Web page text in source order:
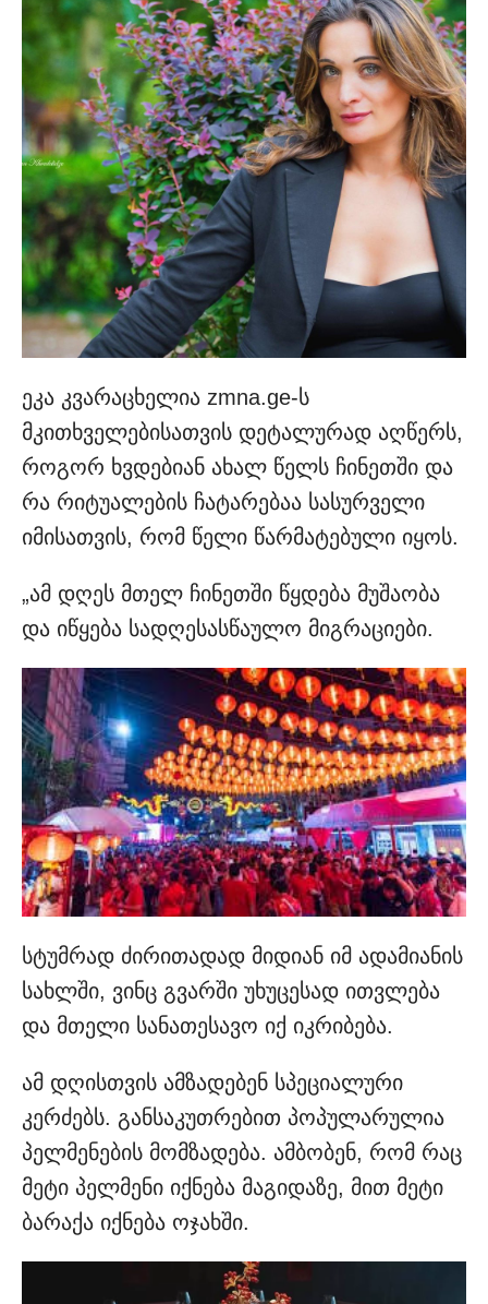
ეკა კვარაცხელია zmna.ge-ს
მკითხველებისათვის დეტალურად აღწერს,
როგორ ხვდებიან ახალ წელს ჩინეთში და
რა რიტუალების ჩატარებაა სასურველი
იმისათვის, რომ წელი წარმატებული იყოს.
„ამ დღეს მთელ ჩინეთში წყდება მუშაობა
და იწყება სადღესასწაულო მიგრაციები.
სტუმრად ძირითადად მიდიან იმ ადამიანის
სახლში, ვინც გვარში უხუცესად ითვლება
და მთელი სანათესავო იქ იკრიბება.
ამ დღისთვის ამზადებენ სპეციალური
კერძებს. განსაკუთრებით პოპულარულია
პელმენების მომზადება. ამბობენ, რომ რაც
მეტი პელმენი იქნება მაგიდაზე, მით მეტი
ბარაქა იქნება ოჯახში.